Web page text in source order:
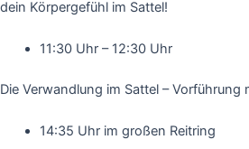
dein Körpergefühl im Sattel!
11:30 Uhr – 12:30 Uhr
Die Verwandlung im Sattel – Vorführung
14:35 Uhr im großen Reitring